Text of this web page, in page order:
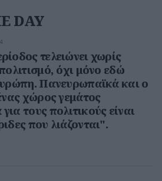
DAY
τελειώνει χωρίς
όχι μόνο εδώ
Πανευρωπαϊκά και ο
χώρος γεμάτος
τους πολιτικούς είναι
που λιάζονται".